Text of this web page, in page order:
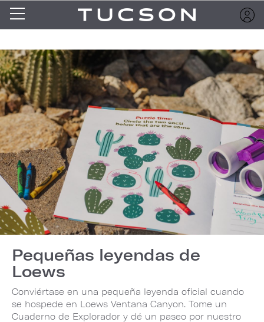
Pequeñas leyendas de
Loews
Conviértase en una pequeña leyenda oficial cuando
se hospede en Loews Ventana Canyon. Tome un
Cuaderno de Explorador y dé un paseo por nuestro